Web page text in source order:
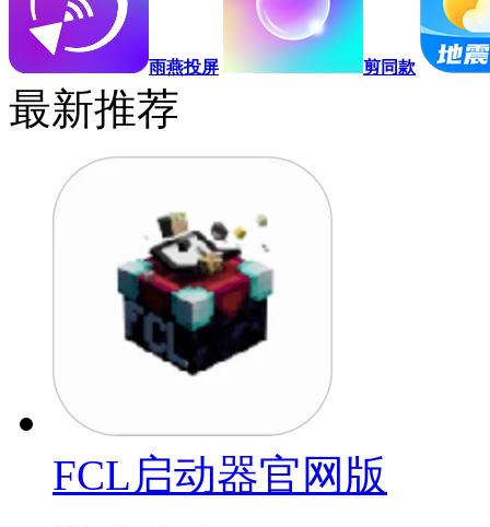
雨燕投屏 剪同款
最新推荐
FCL启动器官网版